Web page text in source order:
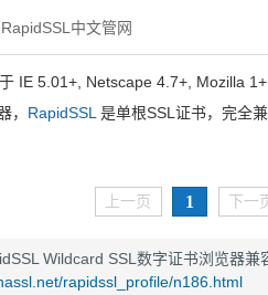
RapidSSL中文管网
IE 5.01+, Netscape 4.7+, Mozilla
， RapidSSL 是单根SSL证书，完全
上一页 1 下一
Wildcard SSL数字证书浏览器兼
rapidssl_profile/n186.html